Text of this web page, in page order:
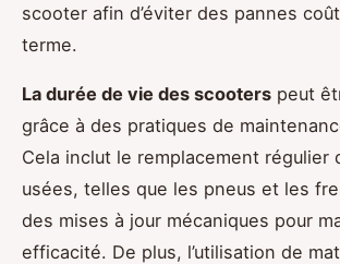
scooter afin d’éviter des pannes
terme.
La durée de vie des scooters peut
grâce à des pratiques de
Cela inclut le remplacement régulier
usées, telles que les pneus et les
des mises à jour mécaniques pour
efficacité. De plus, l’utilisation de